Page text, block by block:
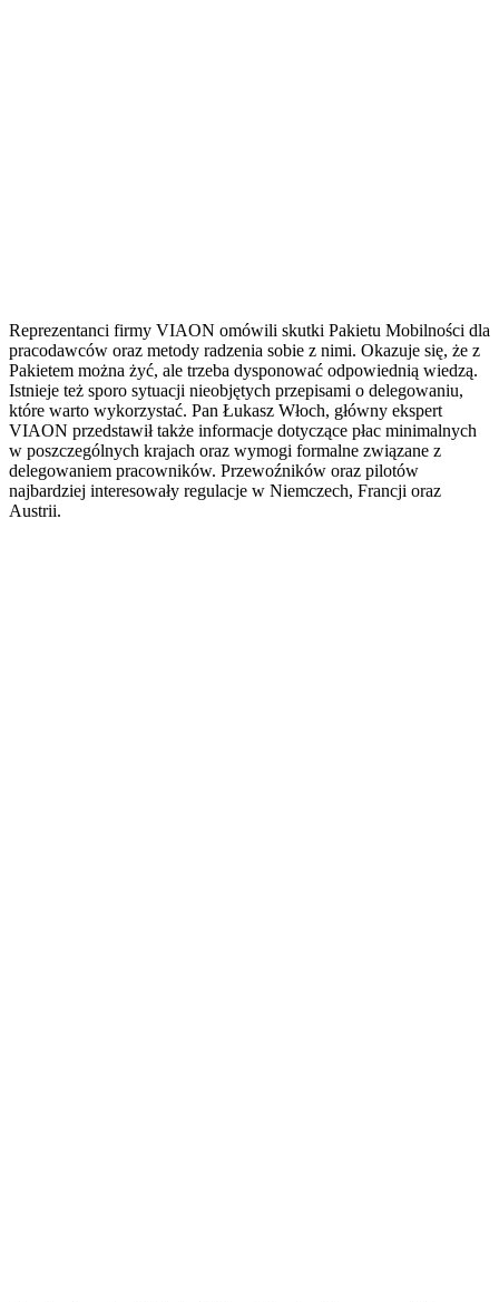
Reprezentanci firmy VIAON omówili skutki Pakietu Mobilności dla
pracodawców oraz metody radzenia sobie z nimi. Okazuje się, że z
Pakietem można żyć, ale trzeba dysponować odpowiednią wiedzą.
Istnieje też sporo sytuacji nieobjętych przepisami o delegowaniu,
które warto wykorzystać. Pan Łukasz Włoch, główny ekspert
VIAON przedstawił także informacje dotyczące płac minimalnych
w poszczególnych krajach oraz wymogi formalne związane z
delegowaniem pracowników. Przewoźników oraz pilotów
najbardziej interesowały regulacje w Niemczech, Francji oraz
Austrii.